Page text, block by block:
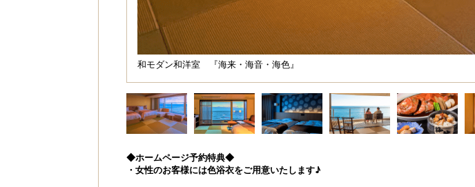
和モダン和洋室 『海来・海音・海色』
◆ホームページ予約特典◆
・女性のお客様には色浴衣をご用意いたします♪